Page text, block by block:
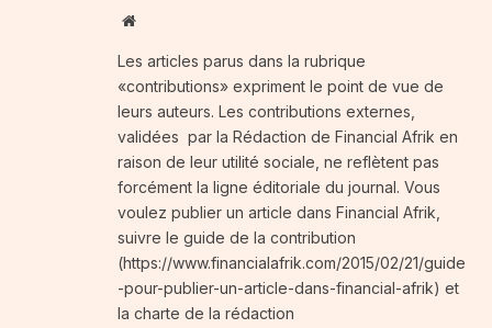
Website
Les articles parus dans la rubrique
«contributions» expriment le point de vue de
leurs auteurs. Les contributions externes,
validées par la Rédaction de Financial Afrik en
raison de leur utilité sociale, ne reflètent pas
forcément la ligne éditoriale du journal. Vous
voulez publier un article dans Financial Afrik,
suivre le guide de la contribution
(https://www.financialafrik.com/2015/02/21/guide
-pour-publier-un-article-dans-financial-afrik) et
la charte de la rédaction